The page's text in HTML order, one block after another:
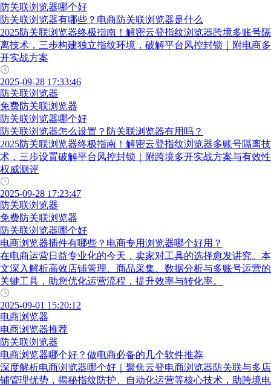
防关联浏览器哪个好
防关联浏览器有哪些？电商防关联浏览器是什么
2025防关联浏览器终极指南！解密云登指纹浏览器跨境多账号隔
离技术，三步构建独立指纹环境，破解平台风控封锁｜附电商多
开实战方案
2025-09-28 17:33:46
防关联浏览器
免费防关联浏览器
防关联浏览器哪个好
防关联浏览器怎么设置？防关联浏览器有用吗？
2025防关联浏览器终极指南！解密云登指纹浏览器多账号隔离技
术，三步设置破解平台风控封锁｜附跨境多开实战方案与有效性
权威测评
2025-09-28 17:23:47
防关联浏览器
免费防关联浏览器
防关联浏览器哪个好
电商浏览器插件有哪些？电商专用浏览器哪个好用？
在电商运营日益专业化的今天，卖家对工具的选择愈发讲究。本
文深入解析高效店铺管理、商品采集、数据分析与多账号运营的
关键工具，助您优化运营流程，提升效率与转化率。
2025-09-01 15:20:12
电商浏览器
电商浏览器推荐
防关联浏览器
电商浏览器哪个好？做电商必备的几个软件推荐
深度解析电商浏览器哪个好｜聚焦云登电商浏览器防关联与多店
铺管理优势，揭秘指纹防护、自动化运营等核心技术，助跨境电